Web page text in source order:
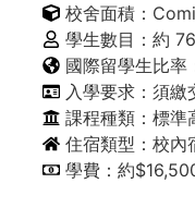
校舍面積：
學生數目：約
國際留學生比
入學要求：須
課程種類：標準
住宿類型：校
學費：約